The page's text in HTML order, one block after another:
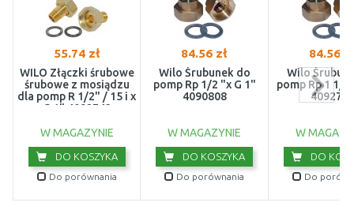
55.74 zł
WILO Złączki śrubowe
śrubowe z mosiądzu
dla pomp R 1/2" / 15 i x
G 1" 4092743
W MAGAZYNIE
DO KOSZYKA
Do porównania
84.56 zł
Wilo Śrubunek do
pomp Rp 1/2 "x G 1"
4090808
W MAGAZYNIE
DO KOSZYKA
Do porównania
84.56
Wilo
pomp Rp 1 1/
4092742
W
DO
Do